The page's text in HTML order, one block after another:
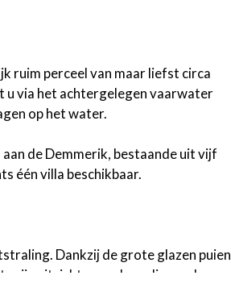
ruim perceel van maar liefst circa
u via het achtergelegen vaarwater
op het water.
de Demmerik, bestaande uit vijf
één villa beschikbaar.
Dankzij de grote glazen puien
uitzicht over de omliggende